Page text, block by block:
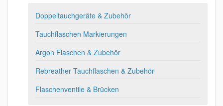
Doppeltauchgeräte & Zubehör
Tauchflaschen Markierungen
Argon Flaschen & Zubehör
Rebreather Tauchflaschen & Zubehör
Flaschenventile & Brücken